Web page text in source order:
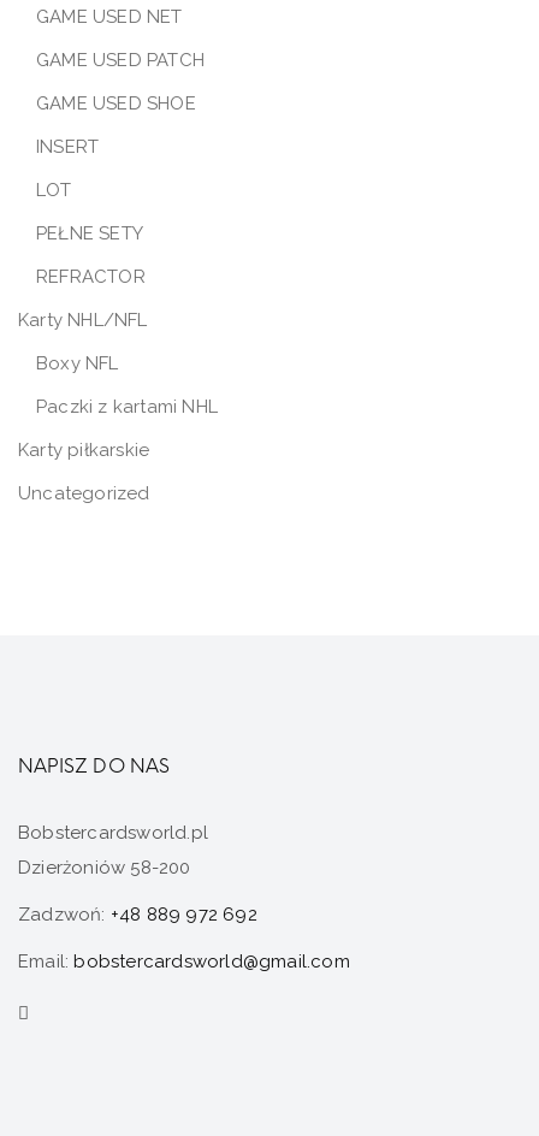
GAME USED NET
GAME USED PATCH
GAME USED SHOE
INSERT
LOT
PEŁNE SETY
REFRACTOR
Karty NHL/NFL
Boxy NFL
Paczki z kartami NHL
Karty piłkarskie
Uncategorized
NAPISZ DO NAS
Bobstercardsworld.pl
Dzierżoniów 58-200
Zadzwoń: +48 889 972 692
Email:bobstercardsworld@gmail.com